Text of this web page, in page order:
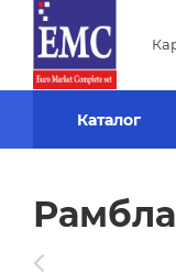
Каталог